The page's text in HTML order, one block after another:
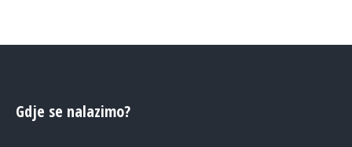
Gdje se nalazimo?